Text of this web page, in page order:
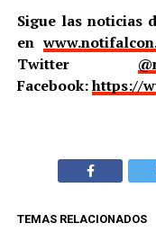
Sigue las noticias
en
Twitter
Facebook:https://
TEMAS RELACIONADOS